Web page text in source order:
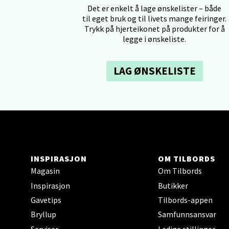
Det er enkelt å lage ønskelister – både
til eget bruk og til livets mange feiringer.
Trykk på hjerteikonet på produkter for å
legge i ønskeliste.
LAG ØNSKELISTE
INSPIRASJON
Magasin
Inspirasjon
Gavetips
Bryllup
OM TILBORDS
Om Tilbords
Butikker
Tilbords-appen
Samfunnsansvar
Åpent i